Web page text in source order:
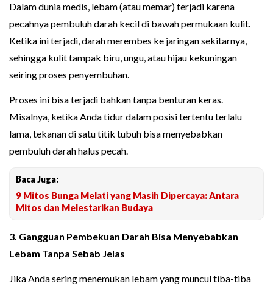
Dalam dunia medis, lebam (atau memar) terjadi karena
pecahnya pembuluh darah kecil di bawah permukaan kulit.
Ketika ini terjadi, darah merembes ke jaringan sekitarnya,
sehingga kulit tampak biru, ungu, atau hijau kekuningan
seiring proses penyembuhan.
Proses ini bisa terjadi bahkan tanpa benturan keras.
Misalnya, ketika Anda tidur dalam posisi tertentu terlalu
lama, tekanan di satu titik tubuh bisa menyebabkan
pembuluh darah halus pecah.
Baca Juga:
9 Mitos Bunga Melati yang Masih Dipercaya: Antara
Mitos dan Melestarikan Budaya
3. Gangguan Pembekuan Darah Bisa Menyebabkan
Lebam Tanpa Sebab Jelas
Jika Anda sering menemukan lebam yang muncul tiba-tiba